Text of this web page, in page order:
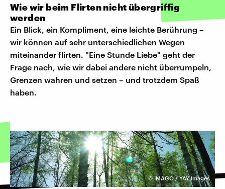
Wie wir beim Flirten nicht übergriffig
werden
Ein Blick, ein Kompliment, eine leichte Berührung –
wir können auf sehr unterschiedlichen Wegen
miteinander flirten. "Eine Stunde Liebe" geht der
Frage nach, wie wir dabei andere nicht überrumpeln,
Grenzen wahren und setzen – und trotzdem Spaß
haben.
©IMAGO / YAY Images